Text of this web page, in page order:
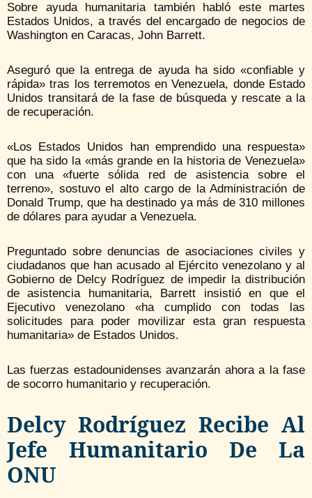
Sobre ayuda humanitaria también habló este martes
Estados Unidos, a través del encargado de negocios de
Washington en Caracas, John Barrett.
Aseguró que la entrega de ayuda ha sido «confiable y
rápida» tras los terremotos en Venezuela, donde Estado
Unidos transitará de la fase de búsqueda y rescate a la
de recuperación.
«Los Estados Unidos han emprendido una respuesta»
que ha sido la «más grande en la historia de Venezuela»
con una «fuerte sólida red de asistencia sobre el
terreno», sostuvo el alto cargo de la Administración de
Donald Trump, que ha destinado ya más de 310 millones
de dólares para ayudar a Venezuela.
Preguntado sobre denuncias de asociaciones civiles y
ciudadanos que han acusado al Ejército venezolano y al
Gobierno de Delcy Rodríguez de impedir la distribución
de asistencia humanitaria, Barrett insistió en que el
Ejecutivo venezolano «ha cumplido con todas las
solicitudes para poder movilizar esta gran respuesta
humanitaria» de Estados Unidos.
Las fuerzas estadounidenses avanzarán ahora a la fase
de socorro humanitario y recuperación.
Delcy Rodríguez Recibe Al
Jefe Humanitario De La
ONU